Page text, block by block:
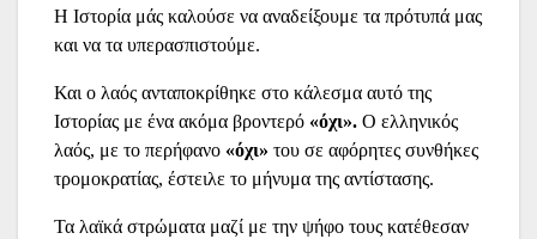
Η Ιστορία μάς καλούσε να αναδείξουμε τα πρότυπά μας
και να τα υπερασπιστούμε.
Και ο λαός ανταποκρίθηκε στο κάλεσμα αυτό της
Ιστορίας με ένα ακόμα βροντερό «όχι». Ο ελληνικός
λαός, με το περήφανο «όχι» του σε αφόρητες συνθήκες
τρομοκρατίας, έστειλε το μήνυμα της αντίστασης.
Τα λαϊκά στρώματα μαζί με την ψήφο τους κατέθεσαν